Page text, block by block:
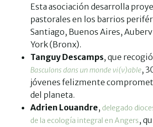
Esta asociación desarrolla
pastorales en los barrios
Santiago, Buenos Aires,
York (Bronx).
Tanguy Descamps, que
Basculons dans un monde vi(v)able,
jóvenes felizmente
del planeta.
Adrien Louandre, delegado
de la ecología integral en Angers,